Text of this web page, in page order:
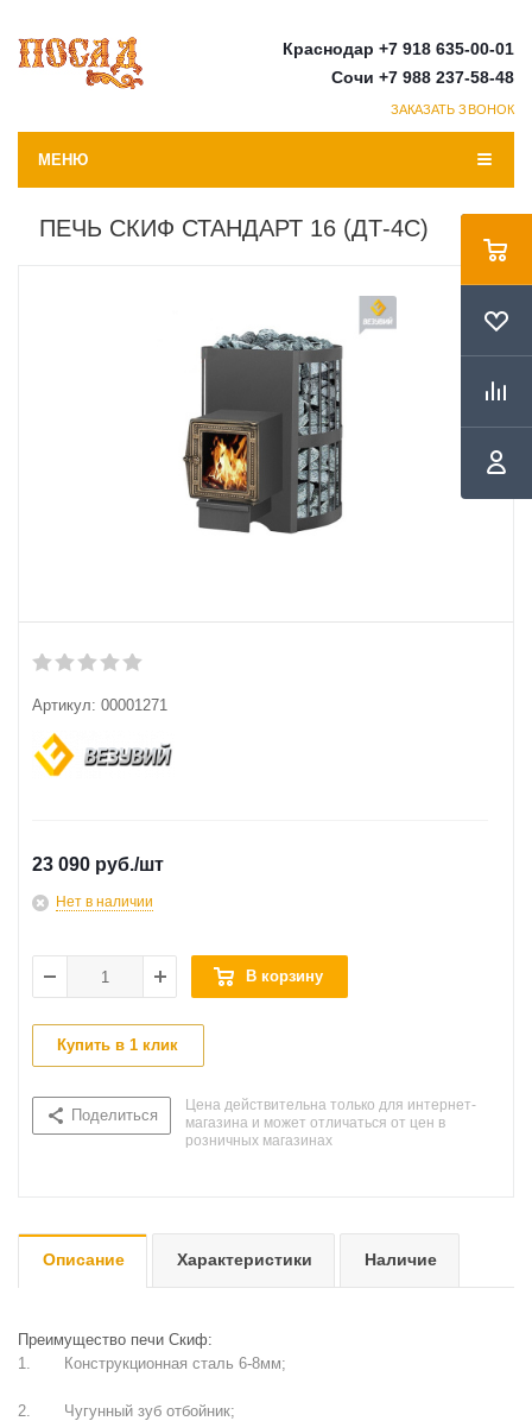
Краснодар +7 918 635-00-01
Сочи +7 988 237-58-48
ЗАКАЗАТЬ ЗВОНОК
МЕНЮ
ПЕЧЬ СКИФ СТАНДАРТ 16 (ДТ-4С)
Артикул: 00001271
23 090 руб./шт
Нет в наличии
В корзину
Купить в 1 клик
Поделиться
Цена действительна только для интернет-
магазина и может отличаться от цен в
розничных магазинах
Описание Характеристики Наличие
Преимущество печи Скиф:
1. Конструкционная сталь 6-8мм;
2. Чугунный зуб отбойник;